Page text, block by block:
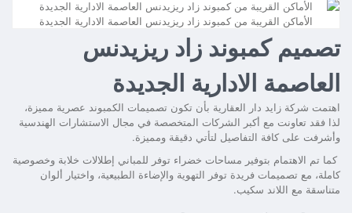
الأماكن القريبة من كمبوند زاد ريزيدنس العاصمة الادارية الجديدة
تصميم كمبوند زاد ريزيدنس
العاصمة الادارية الجديدة
اهتمت شركة زايد دار العقارية بأن تكون تصميمات الكمبوند عصرية مميزة،
لذا فقد تعاونت مع أكبر الشركات المتخصصة في مجال الاستشارات الهندسية
وأشرفت على كافة التفاصيل لتأتي دقيقة ومميزة.
كما تم الاهتمام بتوفير مساحات خضراء توفر للمباني إطلالات خلابة وخصوصية
كاملة، مع تصميمات فريدة توفر التهوية والإضاءة الطبيعية، واختيار ألوان
متناسقة مع اللاند سكيب.